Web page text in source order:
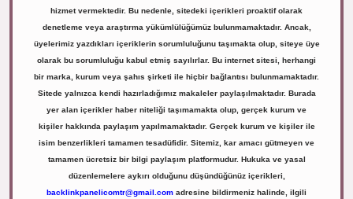
hizmet vermektedir. Bu nedenle, sitedeki içerikleri proaktif olarak
denetleme veya araştırma yükümlülüğümüz bulunmamaktadır. Ancak,
üyelerimiz yazdıkları içeriklerin sorumluluğunu taşımakta olup, siteye üye
olarak bu sorumluluğu kabul etmiş sayılırlar. Bu internet sitesi, herhangi
bir marka, kurum veya şahıs şirketi ile hiçbir bağlantısı bulunmamaktadır.
Sitede yalnızca kendi hazırladığımız makaleler paylaşılmaktadır. Burada
yer alan içerikler haber niteliği taşımamakta olup, gerçek kurum ve
kişiler hakkında paylaşım yapılmamaktadır. Gerçek kurum ve kişiler ile
isim benzerlikleri tamamen tesadüfidir. Sitemiz, kar amacı gütmeyen ve
tamamen ücretsiz bir bilgi paylaşım platformudur. Hukuka ve yasal
düzenlemelere aykırı olduğunu düşündüğünüz içerikleri,
backlinkpanelicomtr@gmail.com adresine bildirmeniz halinde, ilgili